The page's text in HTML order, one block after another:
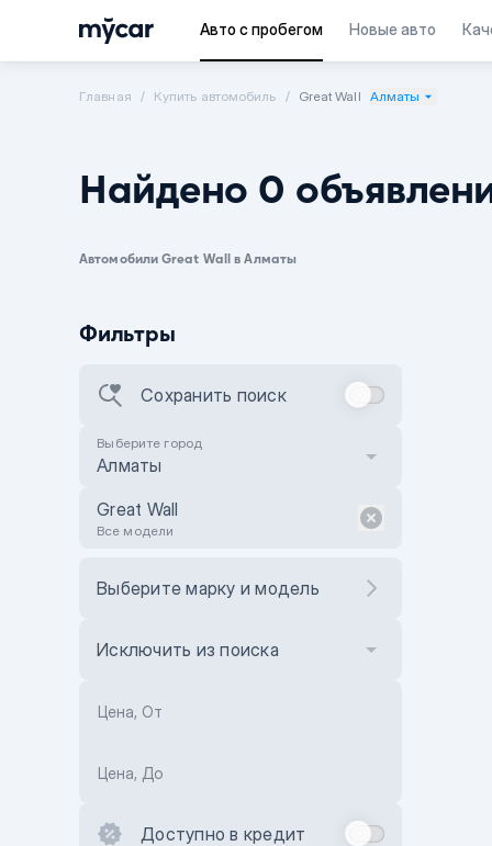
Авто с пробегом Новые авто
Главная Купить автомобиль Great Wall Алматы
Найдено 0
Автомобили Great Wall в Алматы
Фильтры
Сохранить поиск
Выберите город
Алматы
Great Wall
Все модели
Выберите марку и модель
Исключить из поиска
Цена, От
Цена, До
Доступно в кредит